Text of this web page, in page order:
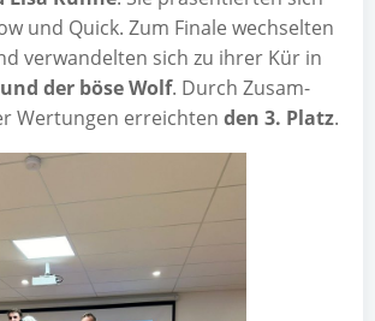
und Quick. Zum Fina­le wech­sel­ten
ver­wan­del­ten sich zu ihrer Kür in
der böse Wolf. Durch Zusam­
Wer­tun­gen erreich­ten den 3. Platz.